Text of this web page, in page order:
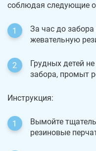
соблюдая следующие
За час до забора
жевательную
Грудных детей
забора, промыт
Инструкция:
Вымойте
резиновые